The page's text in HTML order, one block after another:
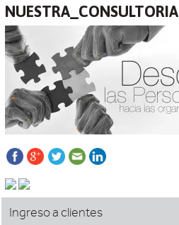
NUESTRA_CONSULTORIA
Ingreso a clientes